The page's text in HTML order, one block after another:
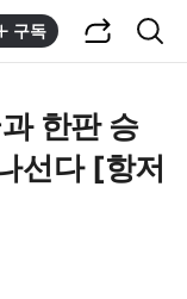
구독
한판 승
선다 [항저